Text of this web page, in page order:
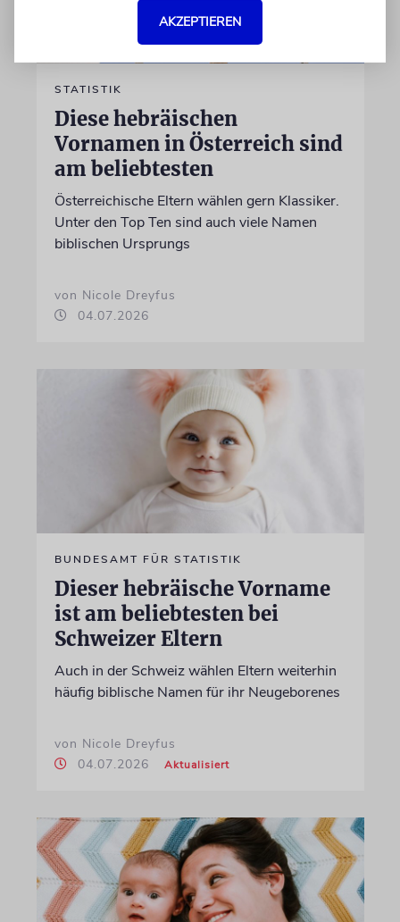
STATISTIK
Diese hebräischen
Vornamen in Österreich sind
am beliebtesten
Österreichische Eltern wählen gern Klassiker.
Unter den Top Ten sind auch viele Namen
biblischen Ursprungs
von Nicole Dreyfus
04.07.2026
BUNDESAMT FÜR STATISTIK
Dieser hebräische Vorname
ist am beliebtesten bei
Schweizer Eltern
Auch in der Schweiz wählen Eltern weiterhin
häufig biblische Namen für ihr Neugeborenes
von Nicole Dreyfus
04.07.2026
Aktualisiert
AKZEPTIEREN